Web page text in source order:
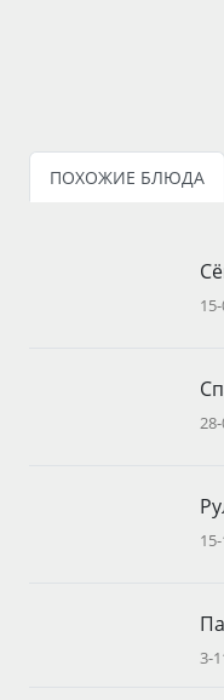
ПОХОЖИЕ БЛЮДА
3-